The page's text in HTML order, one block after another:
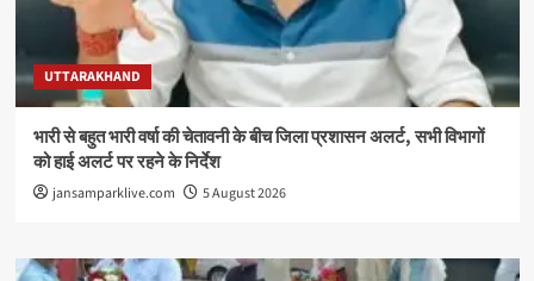
UTTARAKHAND
भारी से बहुत भारी वर्षा की चेतावनी के बीच जिला प्रशासन अलर्ट, सभी विभागों
को हाई अलर्ट पर रहने के निर्देश
jansamparklive.com 5 August 2026